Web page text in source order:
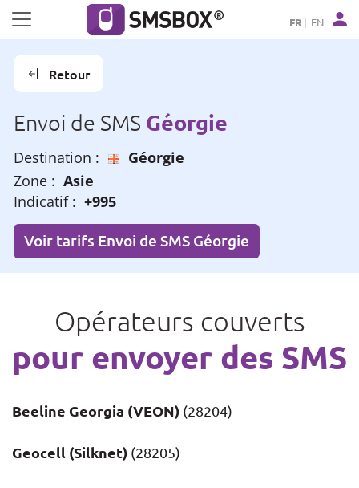
Panneau de gestion des cookies
FR EN
Retour
Envoi de SMS Géorgie
Destination :
Géorgie
Zone : Asie
Indicatif : +995
Voir tarifs Envoi de SMS Géorgie
Opérateurs couverts
pour envoyer des SMS
Beeline Georgia (VEON) (28204)
Geocell (Silknet) (28205)